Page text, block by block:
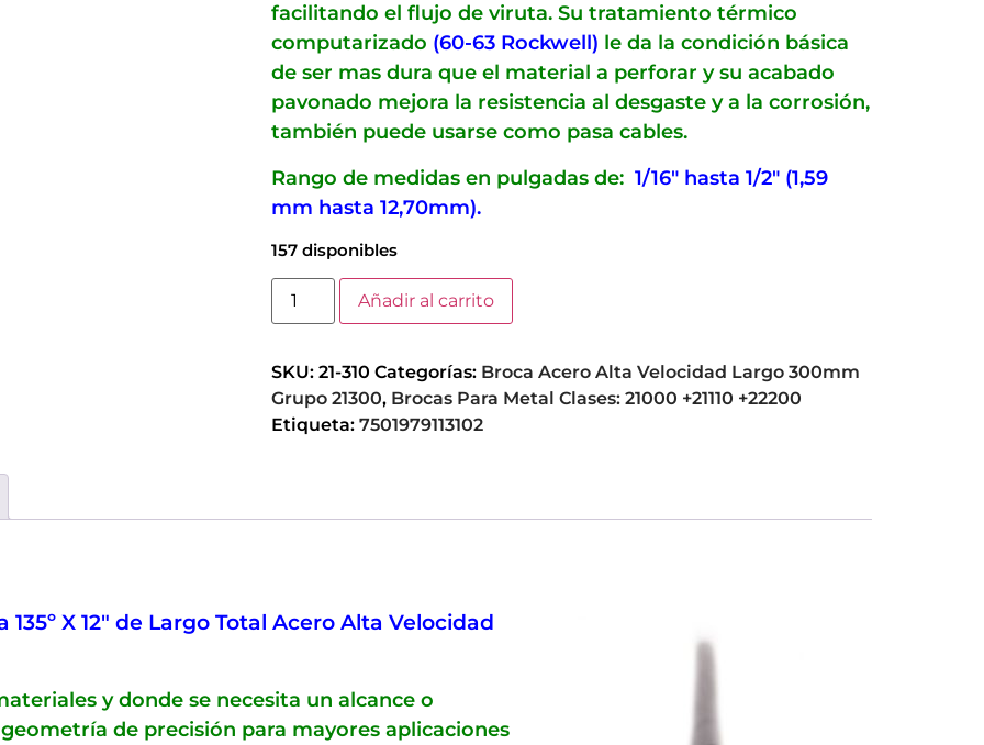
facilitando el flujo de viruta. Su tratamiento térmico
computarizado (60-63 Rockwell) le da la condición básica
de ser mas dura que el material a perforar y su acabado
pavonado mejora la resistencia al desgaste y a la corrosión,
también puede usarse como pasa cables.
Rango de medidas en pulgadas de: 1/16″ hasta 1/2″ (1,59
mm hasta 12,70mm).
157 disponibles
Añadir al carrito
SKU: 21-310 Categorías: Broca Acero Alta Velocidad Largo 300mm
Grupo 21300, Brocas Para Metal Clases: 21000 +21110 +22200
Etiqueta: 7501979113102
X 12″ de Largo Total Acero Alta Velocidad
y donde se necesita un alcance o
de precisión para mayores aplicaciones